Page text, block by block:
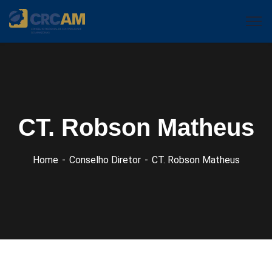
CT. Robson Matheus
Home Conselho Diretor CT. Robson Matheus